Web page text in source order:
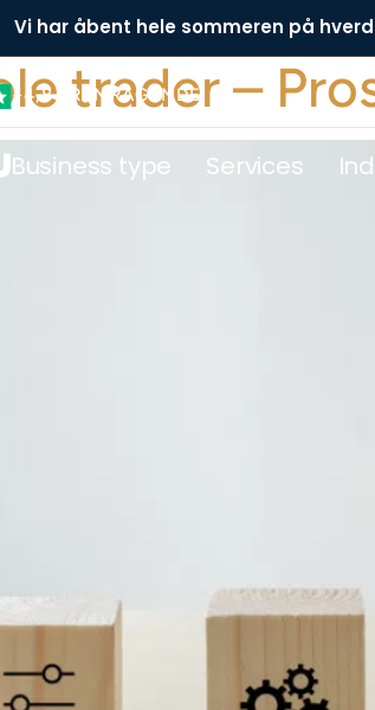
Vi har åbent hele sommeren på
+4,8 FREMRAGENDE
Business type Services
trader –